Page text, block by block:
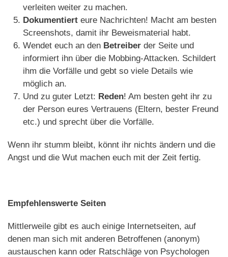
verleiten weiter zu machen.
Dokumentiert eure Nachrichten! Macht am besten
Screenshots, damit ihr Beweismaterial habt.
Wendet euch an den Betreiber der Seite und
informiert ihn über die Mobbing-Attacken. Schildert
ihm die Vorfälle und gebt so viele Details wie
möglich an.
Und zu guter Letzt: Reden! Am besten geht ihr zu
der Person eures Vertrauens (Eltern, bester Freund
etc.) und sprecht über die Vorfälle.
Wenn ihr stumm bleibt, könnt ihr nichts ändern und die
Angst und die Wut machen euch mit der Zeit fertig.
Empfehlenswerte Seiten
Mittlerweile gibt es auch einige Internetseiten, auf
denen man sich mit anderen Betroffenen (anonym)
austauschen kann oder Ratschläge von Psychologen